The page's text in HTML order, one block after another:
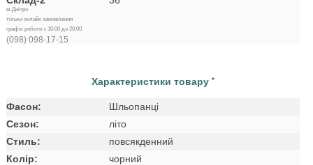
м.Дніпро
тільки онлайн замовлення
графік роботи з 10:00 до 20:00
(098) 098-17-15
Характеристики товару *
Фасон:
Шльопанці
Сезон:
літо
Стиль:
повсякденний
Колір:
чорний